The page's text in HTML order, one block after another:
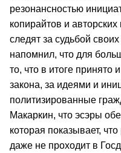
резонансностью
копирайтов и
следят за судьбой
напомнил, что для
то, что в итоге принято
закона, за идеями и
политизированные
Макаркин, что эсэры
которая показывает,
даже не проходит в